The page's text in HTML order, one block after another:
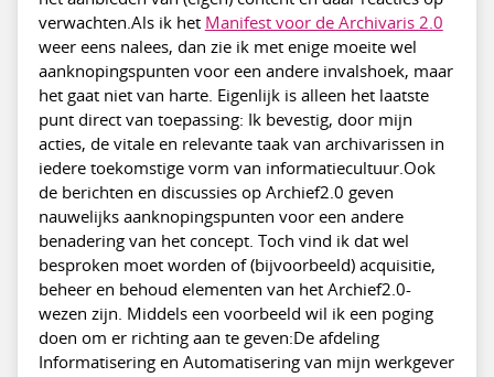
verwachten.Als ik het Manifest voor de Archivaris 2.0
weer eens nalees, dan zie ik met enige moeite wel
aanknopingspunten voor een andere invalshoek, maar
het gaat niet van harte. Eigenlijk is alleen het laatste
punt direct van toepassing: Ik bevestig, door mijn
acties, de vitale en relevante taak van archivarissen in
iedere toekomstige vorm van informatiecultuur.Ook
de berichten en discussies op Archief2.0 geven
nauwelijks aanknopingspunten voor een andere
benadering van het concept. Toch vind ik dat wel
besproken moet worden of (bijvoorbeeld) acquisitie,
beheer en behoud elementen van het Archief2.0-
wezen zijn. Middels een voorbeeld wil ik een poging
doen om er richting aan te geven:De afdeling
Informatisering en Automatisering van mijn werkgever